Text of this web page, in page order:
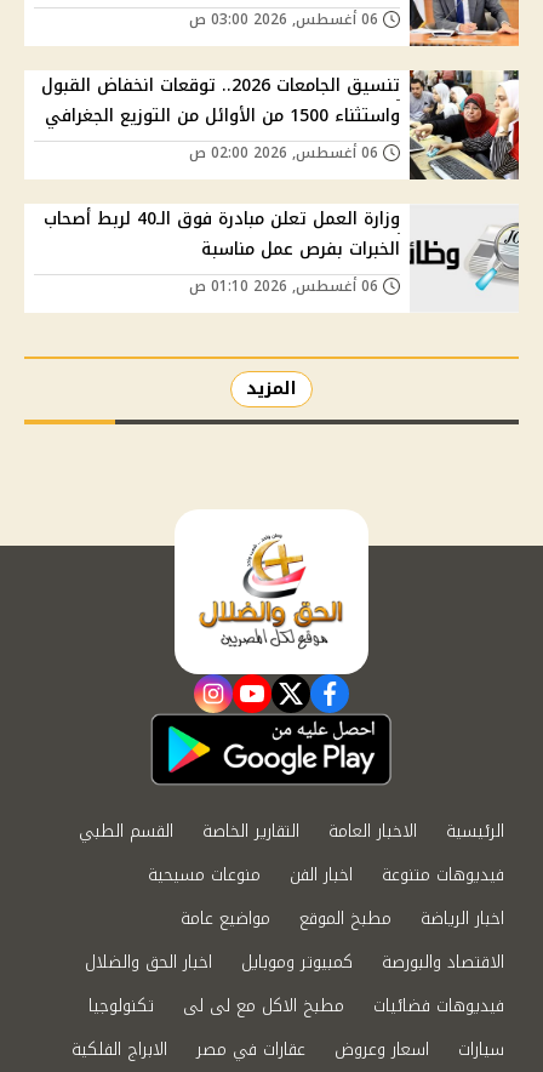
تنسيق الجامعات 2026.. توقعات انخفاض القبول
واستثناء 1500 من الأوائل من التوزيع الجغرافي
وزارة العمل تعلن مبادرة فوق الـ40 لربط أصحاب
الخبرات بفرص عمل مناسبة
المزيد
facebook
twitter
youtube
instagram
الرئيسية الاخبار العامة التقارير الخاصة
القسم الطبي
فيديوهات متنوعة
اخبار الفن
منوعات مسيحية
اخبار الرياضة
مطبخ الموقع
مواضيع عامة
الاقتصاد والبورصة
كمبيوتر وموبايل
اخبار الحق والضلال
فيديوهات فضائيات
مطبخ الاكل مع لى لى
تكنولوجيا
سيارات
اسعار وعروض عقارات في مصر الابراج الفلكية